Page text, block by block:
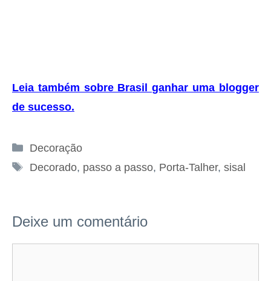
Leia também sobre Brasil ganhar uma blogger
de sucesso.
Categorias
Decoração
Tags
Decorado, passo a passo, Porta-Talher, sisal
Deixe um comentário